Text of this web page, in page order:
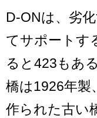
D-ONは、劣
てサポートす
ると423もあ
橋は1926年製
作られた古い